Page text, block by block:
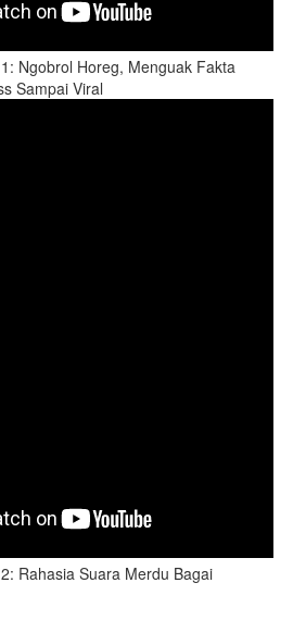
Ngobrol Horeg, Menguak Fakta
Sampai Viral
Rahasia Suara Merdu Bagai